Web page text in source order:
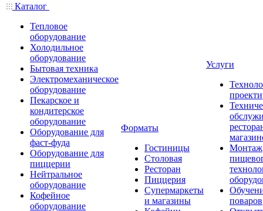
Каталог
Тепловое
оборудование
Холодильное
оборудование
Бытовая техника
Электромеханическое
оборудование
Пекарское и
кондитерское
оборудование
Оборудование для
фаст-фуда
Оборудование для
пиццерии
Нейтральное
оборудование
Кофейное
оборудование
Форматы
Гостиницы
Столовая
Ресторан
Пиццерия
Супермаркеты
и магазины
Услуги
Монтаж
поваров